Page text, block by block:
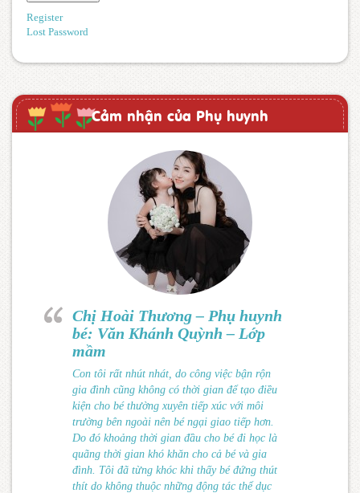
Register
Lost Password
Cảm nhận của Phụ huynh
Chị Hoài Thương – Phụ huynh
bé: Văn Khánh Quỳnh – Lớp
mầm
Con tôi rất nhút nhát, do công việc bận rộn
gia đình cũng không có thời gian để tạo điều
kiện cho bé thường xuyên tiếp xúc với môi
trường bên ngoài nên bé ngại giao tiếp hơn.
Do đó khoảng thời gian đầu cho bé đi học là
quãng thời gian khó khăn cho cả bé và gia
đình. Tôi đã từng khóc khi thấy bé đứng thút
thít do không thuộc những động tác thể dục